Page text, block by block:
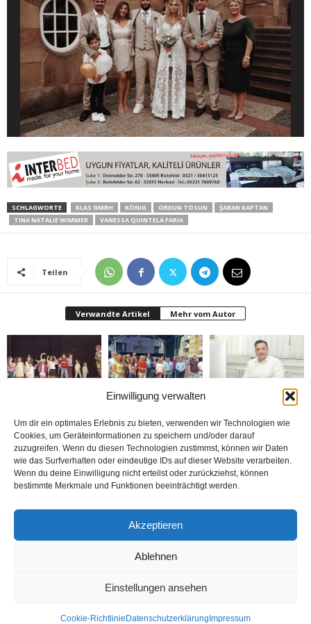
Einwilligung verwalten
Um dir ein optimales Erlebnis zu bieten, verwenden wir Technologien wie
Cookies, um Geräteinformationen zu speichern und/oder darauf
zuzugreifen. Wenn du diesen Technologien zustimmst, können wir Daten
wie das Surfverhalten oder eindeutige IDs auf dieser Website verarbeiten.
Wenn du deine Einwilligung nicht erteilst oder zurückziehst, können
bestimmte Merkmale und Funktionen beeinträchtigt werden.
Akzeptieren
Ablehnen
Einstellungen ansehen
Cookie-Richtlinie Datenschutzerklärung Impressum
SCHLAGWORTE KLAS GMBH KÖNIG ORKUN TOSUN
ŞABAN KAPTAN
TINA NATALIE WIMMER
VANESSA QUINTELA FARIA
Teilen
Verwandte Artikel Mehr vom Autor
Festivali yapıldı
Yabancılar Haftası
donduruldu
Wiedenbrück’e açtı
Bakım Sigortası
Danışmanlığı Yapıyoruz
sistemi ile çalışıyor
© Öztürk Gazetesi 1986 – 2026